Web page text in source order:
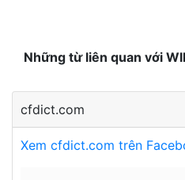
Những từ liên quan với
cfdict.com
Xem cfdict.com trên